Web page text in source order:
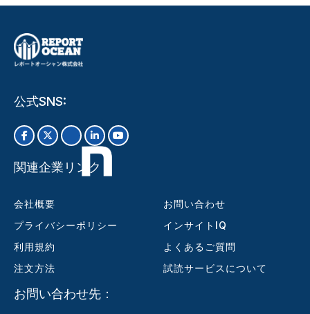
公式SNS:
関連企業リンク
会社概要
プライバシーポリシー
利用規約
注文方法
お問い合わせ
インサイトIQ
よくあるご質問
試読サービスについて
お問い合わせ先：